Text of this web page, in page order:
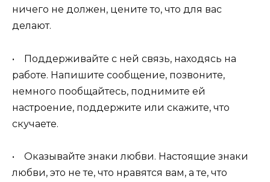
ничего не должен, цените то, что для вас
делают.
• Поддерживайте с ней связь, находясь на
работе. Напишите сообщение, позвоните,
немного пообщайтесь, поднимите ей
настроение, поддержите или скажите, что
скучаете.
• Оказывайте знаки любви. Настоящие знаки
любви, это не те, что нравятся вам, а те, что